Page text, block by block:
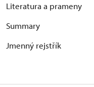
Literatura a prameny
Summary
Jmenný rejstřík